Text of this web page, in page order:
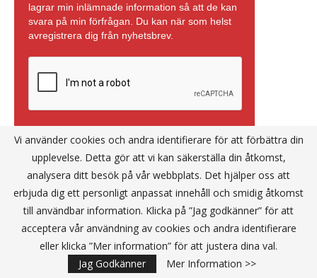
Annons
Vi använder cookies och andra identifierare för att förbättra din
upplevelse. Detta gör att vi kan säkerställa din åtkomst,
analysera ditt besök på vår webbplats. Det hjälper oss att
erbjuda dig ett personligt anpassat innehåll och smidig åtkomst
till användbar information. Klicka på ”Jag godkänner” för att
acceptera vår användning av cookies och andra identifierare
eller klicka ”Mer information” för att justera dina val.
Jag Godkänner
Mer Information >>